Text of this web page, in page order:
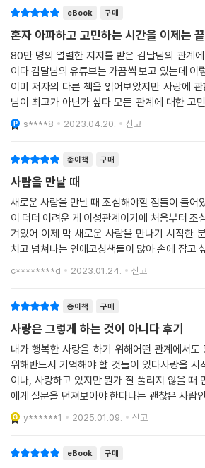
히 담겨 있어, 전작들에서 미처 다루지 못했던, 하
들’까지 빠짐없이 다뤘다는 장점이 있다. 만남과
해결, 신뢰와 성장에 이르기까지 지금 당신이 궁
제들의 현실적인 해답을 만나볼 수 있다.
누군가의 마음을 얻는 법을 찾는 독자라면 1부를
황을 파악하는 능력을 기르고 싶다면 2부를, 진
방법을 찾는다면 3부를 펼쳐보길 권한다. 무기력
정의 홍수 속에서 자신을 단단하게 지키는 법은
고민이나 앞으로 나아가기 위한 답은 5부에서 찾
“뼈아프지만, 지금 내게 꼭 필요한 조언들” “정
꼭 알아야 할 이야기”라고 줄을 잇는 독자들의
그렇게 하는 것이 아니다』에는 날카롭지만 그
는 메시지들로 가득하다. 더 이상 힘든 관계 때
결할 수 있는 방법은 모두 이 책 안에 있으니까.
“가장 좋은 날은 아직 오지 않았다”라는 말을 좋
지금 사랑과 인간관계로 인해 아파하고 있다면
당신의 가장 좋은 사람은 아직 오진 않은 것입니다.
이 책을 읽어나가며 자신과 주변을 돌아보는 것
가장 좋은 관계의 시작이 될 것입니다.
eBook 구매
혼자 아파하고 고민하는 시간을 이제는
80만 명의 열렬한 지지를 받은 김달님의 관계
이다 김달님의 유튜브는 가끔씩 보고 있는데 이
이미 저자의 다른 책을 읽어보았지만 사랑에
님이 최고가 아닌가 싶다 모든 관계에 대한 고
해줄 조언들이 여기에 다 담겨 있다 저자는 본
중에 사람들이 가
s****8 2023.04.20. 신고
종이책 구매
사람을 만날 때
새로운 사람을 만날 때 조심해야할 점들이 들어
이 더더 어려운 게 이성관계이기에 처음부터 조
겨있어 이제 막 새로운 사람을 만나기 시작한
치고 넘쳐나는 연애코칭책들이 많아 손에 잡고
데, 카운셀링을 무수히 접해 본...그래서 객관적
c********d 2023.01.24. 신고
종이책 구매
사랑은 그렇게 하는 것이 아니다 후기
내가 행복한 사랑을 하기 위해어떤 관계에서도
위해반드시 기억해야 할 것들이 있다사랑을 시
이나, 사랑하고 있지만 뭔가 잘 풀리지 않을 때
에게 질문을 던져보아야 한다나는 괜찮은 사람
괜찮은 사람을 보는 눈이 있는가?이 책은 사랑
가지, 살면서 마주하는 여러 어려움을 명쾌한 해
y******1 2025.01.09. 신고
eBook 구매